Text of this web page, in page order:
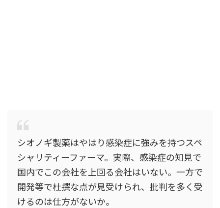
シオノギ製薬はやはり感染症に強みを持つスペ
シャリティーファーマ。実際、感染症の知見で
国内でこの会社を上回る会社はいない。一方で
開発等で杜撰な点が見受けられ、批判を多く受
けるのは仕方がないか。